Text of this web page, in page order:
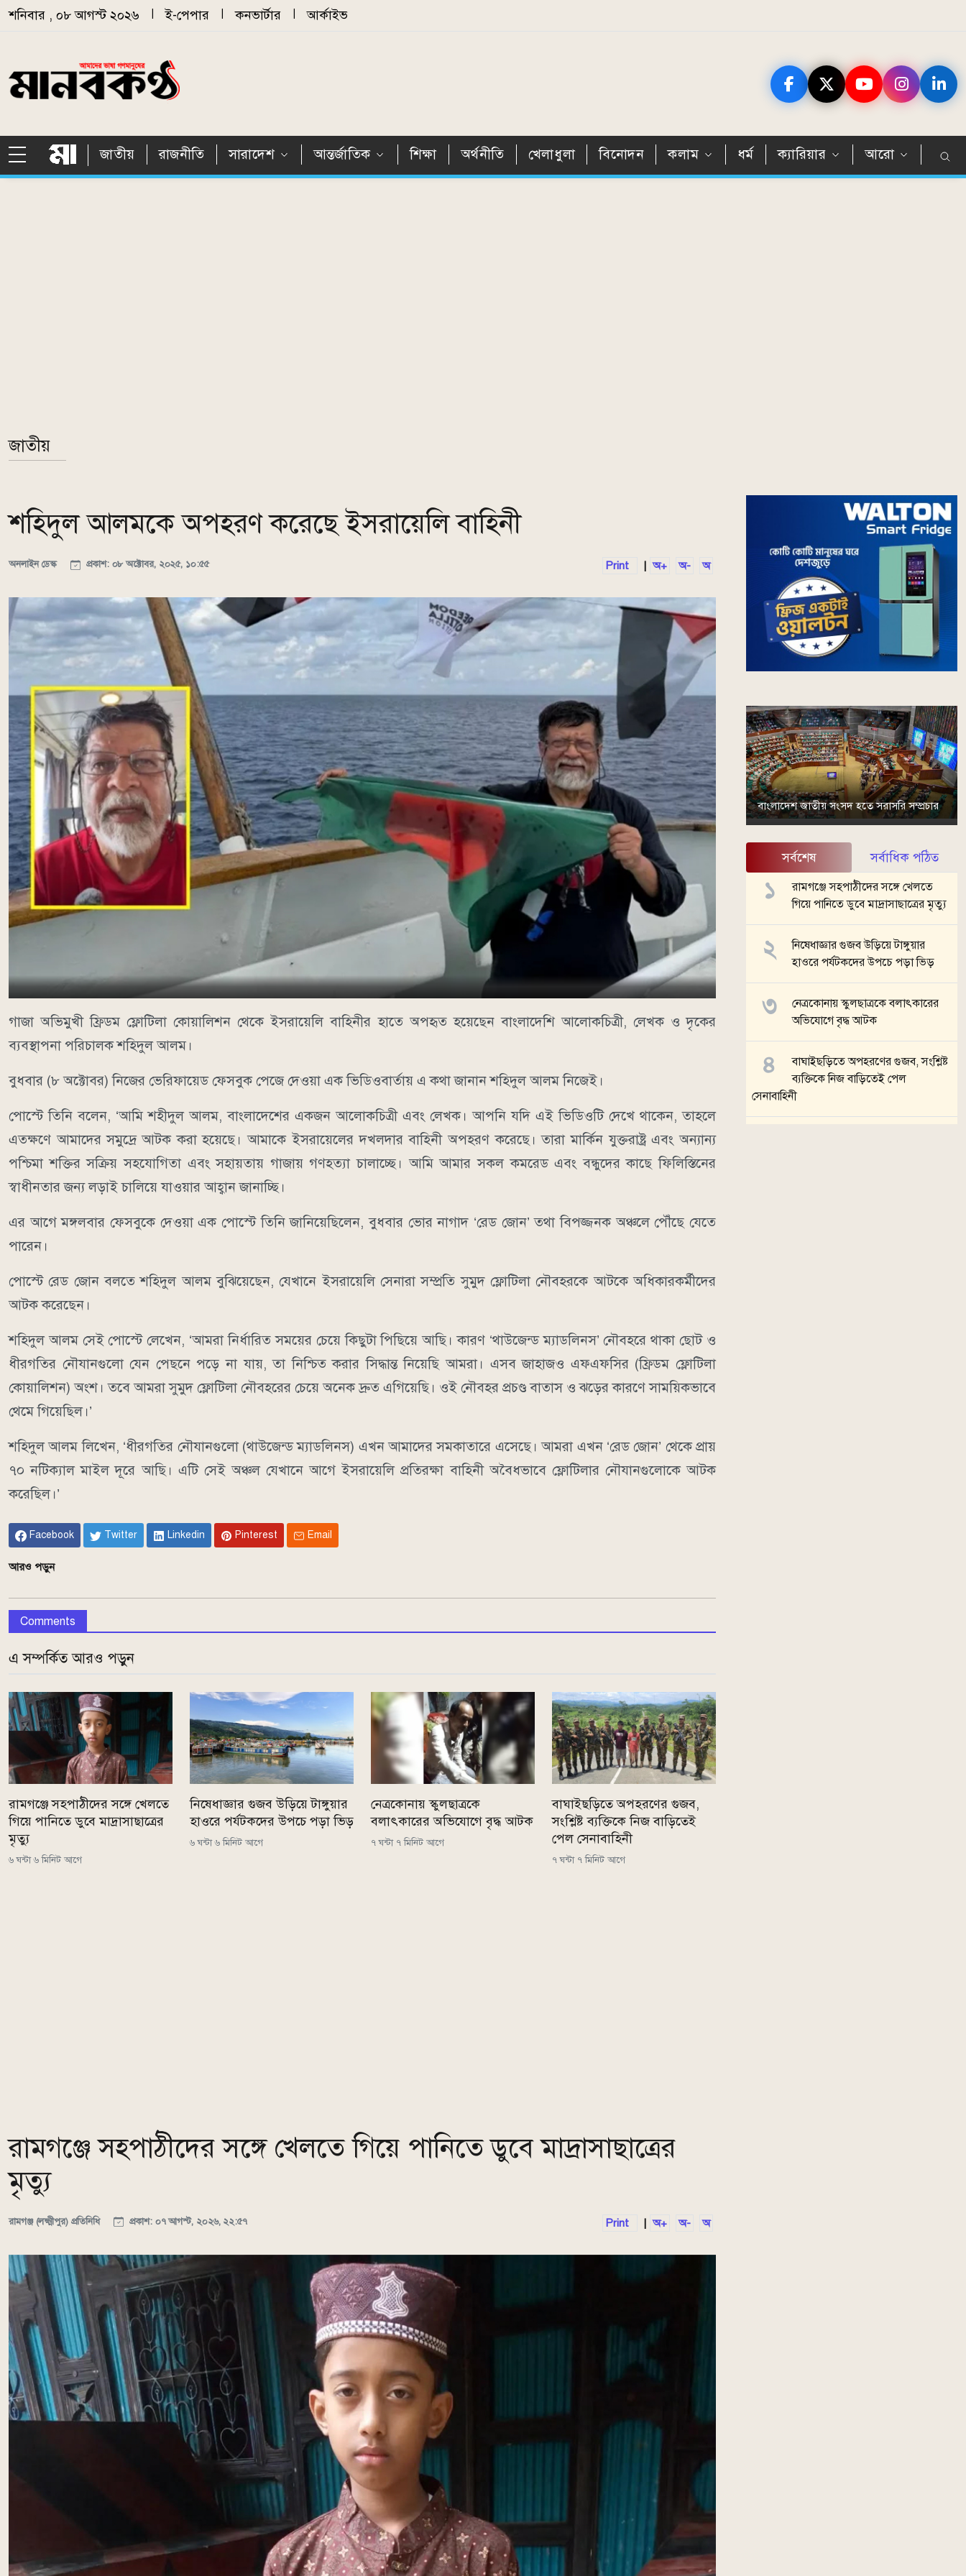
Skip to main content
শনিবার , ০৮ আগস্ট ২০২৬ ই-পেপার কনভার্টার আর্কাইভ
জাতীয় রাজনীতি সারাদেশ আন্তর্জাতিক শিক্ষা অর্থনীতি খেলাধুলা বিনোদন কলাম ধর্ম ক্যারিয়ার আরো
জাতীয়
শহিদুল আলমকে অপহরণ করেছে ইসরায়েলি বাহিনী
অনলাইন ডেস্ক প্রকাশ: ০৮ অক্টোবর, ২০২৫, ১০:৫৫ Print অ+ অ- অ
গাজা অভিমুখী ফ্রিডম ফ্লোটিলা কোয়ালিশন থেকে ইসরায়েলি বাহিনীর হাতে অপহৃত হয়েছেন বাংলাদেশি আলোকচিত্রী, লেখক ও দৃকের
ব্যবস্থাপনা পরিচালক শহিদুল আলম।
বুধবার (৮ অক্টোবর) নিজের ভেরিফায়েড ফেসবুক পেজে দেওয়া এক ভিডিওবার্তায় এ কথা জানান শহিদুল আলম নিজেই।
পোস্টে তিনি বলেন, ‘আমি শহীদুল আলম, বাংলাদেশের একজন আলোকচিত্রী এবং লেখক। আপনি যদি এই ভিডিওটি দেখে থাকেন, তাহলে
এতক্ষণে আমাদের সমুদ্রে আটক করা হয়েছে। আমাকে ইসরায়েলের দখলদার বাহিনী অপহরণ করেছে। তারা মার্কিন যুক্তরাষ্ট্র এবং অন্যান্য
পশ্চিমা শক্তির সক্রিয় সহযোগিতা এবং সহায়তায় গাজায় গণহত্যা চালাচ্ছে। আমি আমার সকল কমরেড এবং বন্ধুদের কাছে ফিলিস্তিনের
স্বাধীনতার জন্য লড়াই চালিয়ে যাওয়ার আহ্বান জানাচ্ছি।
এর আগে মঙ্গলবার ফেসবুকে দেওয়া এক পোস্টে তিনি জানিয়েছিলেন, বুধবার ভোর নাগাদ ‘রেড জোন’ তথা বিপজ্জনক অঞ্চলে পৌঁছে যেতে
পারেন।
পোস্টে রেড জোন বলতে শহিদুল আলম বুঝিয়েছেন, যেখানে ইসরায়েলি সেনারা সম্প্রতি সুমুদ ফ্লোটিলা নৌবহরকে আটকে অধিকারকর্মীদের
আটক করেছেন।
শহিদুল আলম সেই পোস্টে লেখেন, ‘আমরা নির্ধারিত সময়ের চেয়ে কিছুটা পিছিয়ে আছি। কারণ ‘থাউজেন্ড ম্যাডলিনস’ নৌবহরে থাকা ছোট ও
ধীরগতির নৌযানগুলো যেন পেছনে পড়ে না যায়, তা নিশ্চিত করার সিদ্ধান্ত নিয়েছি আমরা। এসব জাহাজও এফএফসির (ফ্রিডম ফ্লোটিলা
কোয়ালিশন) অংশ। তবে আমরা সুমুদ ফ্লোটিলা নৌবহরের চেয়ে অনেক দ্রুত এগিয়েছি। ওই নৌবহর প্রচণ্ড বাতাস ও ঝড়ের কারণে সাময়িকভাবে
থেমে গিয়েছিল।’
শহিদুল আলম লিখেন, ‘ধীরগতির নৌযানগুলো (থাউজেন্ড ম্যাডলিনস) এখন আমাদের সমকাতারে এসেছে। আমরা এখন ‘রেড জোন’ থেকে প্রায়
৭০ নটিক্যাল মাইল দূরে আছি। এটি সেই অঞ্চল যেখানে আগে ইসরায়েলি প্রতিরক্ষা বাহিনী অবৈধভাবে ফ্লোটিলার নৌযানগুলোকে আটক
করেছিল।’
Facebook Twitter Linkedin Pinterest Email
আরও পড়ুন
Comments
এ সম্পর্কিত আরও পড়ুন
রামগঞ্জে সহপাঠীদের সঙ্গে খেলতে
গিয়ে পানিতে ডুবে মাদ্রাসাছাত্রের
মৃত্যু
৬ ঘন্টা ৬ মিনিট আগে
নিষেধাজ্ঞার গুজব উড়িয়ে টাঙ্গুয়ার
হাওরে পর্যটকদের উপচে পড়া ভিড়
৬ ঘন্টা ৬ মিনিট আগে
নেত্রকোনায় স্কুলছাত্রকে
বলাৎকারের অভিযোগে বৃদ্ধ আটক
৭ ঘন্টা ৭ মিনিট আগে
বাঘাইছড়িতে অপহরণের গুজব,
সংশ্লিষ্ট ব্যক্তিকে নিজ বাড়িতেই
পেল সেনাবাহিনী
৭ ঘন্টা ৭ মিনিট আগে
রামগঞ্জে সহপাঠীদের সঙ্গে খেলতে গিয়ে পানিতে ডুবে মাদ্রাসাছাত্রের
মৃত্যু
রামগঞ্জ (লক্ষ্মীপুর) প্রতিনিধি প্রকাশ: ০৭ আগস্ট, ২০২৬, ২২:৫৭ Print | অ+ অ- অ
বাংলাদেশ জাতীয় সংসদ হতে সরাসরি সম্প্রচার
সর্বশেষ সর্বাধিক পঠিত
রামগঞ্জে সহপাঠীদের সঙ্গে খেলতে
গিয়ে পানিতে ডুবে মাদ্রাসাছাত্রের মৃত্যু
নিষেধাজ্ঞার গুজব উড়িয়ে টাঙ্গুয়ার
হাওরে পর্যটকদের উপচে পড়া ভিড়
নেত্রকোনায় স্কুলছাত্রকে বলাৎকারের
অভিযোগে বৃদ্ধ আটক
বাঘাইছড়িতে অপহরণের গুজব, সংশ্লিষ্ট
ব্যক্তিকে নিজ বাড়িতেই পেল
সেনাবাহিনী